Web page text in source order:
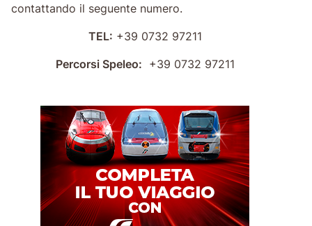
contattando il seguente numero.
TEL: +39 0732 97211
Percorsi Speleo: +39 0732 97211